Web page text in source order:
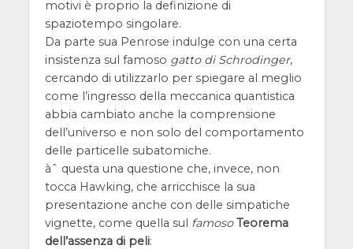
motivi è proprio la definizione di
spaziotempo singolare.
Da parte sua Penrose indulge con una certa
insistenza sul famoso gatto di Schrodinger,
cercando di utilizzarlo per spiegare al meglio
come l’ingresso della meccanica quantistica
abbia cambiato anche la comprensione
dell’universo e non solo del comportamento
delle particelle subatomiche.
àˆ questa una questione che, invece, non
tocca Hawking, che arricchisce la sua
presentazione anche con delle simpatiche
vignette, come quella sul famoso Teorema
dell’assenza di peli: